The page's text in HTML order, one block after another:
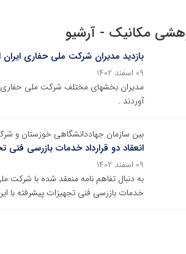
مکانیک - آرشیو
بازدید مدیران شرکت ملی حفاری
۰۹ اسفند ۱۴۰۲
مدیران بخشهای مختلف شرکت ملی حفاری
آوردند .
بین سازمان جهاددانشگاهی خوزستان
انعقاد دو قرارداد خدمات بازرسی فنی
۰۹ اسفند ۱۴۰۲
به دنبال تفاهم نامه منعقد شده با شرکت
خدمات بازرسی فنی تجهیزات پیشرفته با